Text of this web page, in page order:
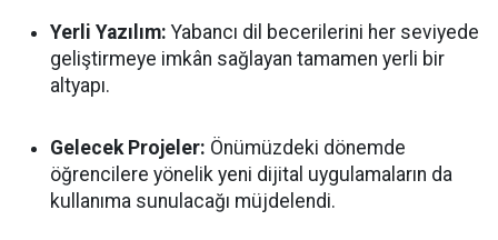
Yerli Yazılım: Yabancı dil becerilerini her seviyede
geliştirmeye imkân sağlayan tamamen yerli bir
altyapı.
Gelecek Projeler: Önümüzdeki dönemde
öğrencilere yönelik yeni dijital uygulamaların da
kullanıma sunulacağı müjdelendi.